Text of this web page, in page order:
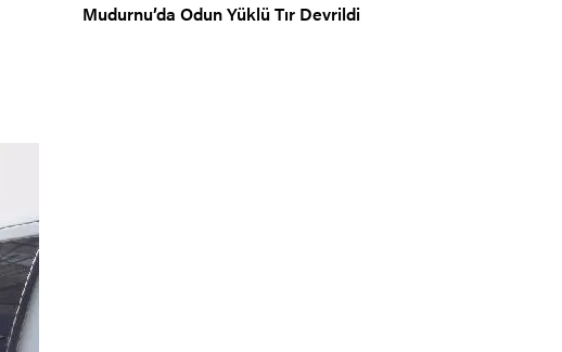
Mudurnu’da Odun Yüklü Tır Devrildi